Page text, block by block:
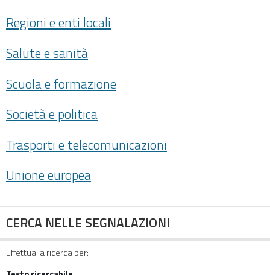
Regioni e enti locali
Salute e sanità
Scuola e formazione
Società e politica
Trasporti e telecomunicazioni
Unione europea
CERCA NELLE SEGNALAZIONI
Effettua la ricerca per: